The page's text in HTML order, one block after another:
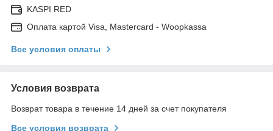
KASPI RED
Оплата картой Visa, Mastercard - Woopkassa
Все условия оплаты
Условия возврата
Возврат товара в течение 14 дней за счет покупателя
Все условия возврата